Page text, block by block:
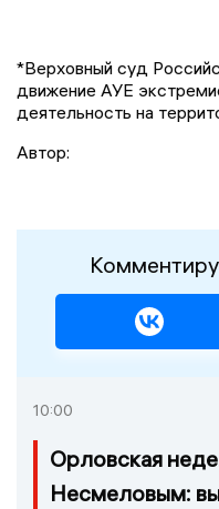
*Верховный суд
движение АУЕ
деятельность на
Автор:
10:00
Орловская
Несмеловым: